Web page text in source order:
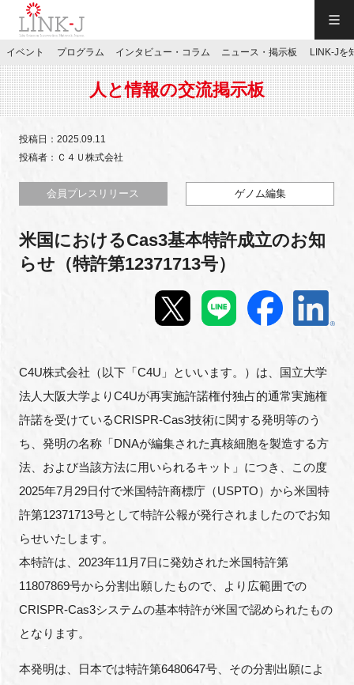
JP／EN
特別会員専用メニュー
施設ご予約
新規登録
イベント
プログラム
インタビュー・コラム
LINK-Jを知る
特別会員
施設・アクセス
イベント プログラム インタビュー・コラム ニュース・掲示板 LINK-Jを
人と情報の交流掲示板
投稿日：2025.09.11
投稿者：Ｃ４Ｕ株式会社
会員プレスリリース ゲノム編集
米国におけるCas3基本特許成立のお知
らせ（特許第12371713号）
C4U株式会社（以下「C4U」といいます。）は、国立大学
法人大阪大学よりC4Uが再実施許諾権付独占的通常実施権
許諾を受けているCRISPR-Cas3技術に関する発明等のう
ち、発明の名称「DNAが編集された真核細胞を製造する方
法、および当該方法に用いられるキット」につき、この度
2025年7月29日付で米国特許商標庁（USPTO）から米国特
許第12371713号として特許公報が発行されましたのでお知
らせいたします。
本特許は、2023年11月7日に発効された米国特許第
11807869号から分割出願したもので、より広範囲での
CRISPR-Cas3システムの基本特許が米国で認められたもの
となります。
本発明は、日本では特許第6480647号、その分割出願によ